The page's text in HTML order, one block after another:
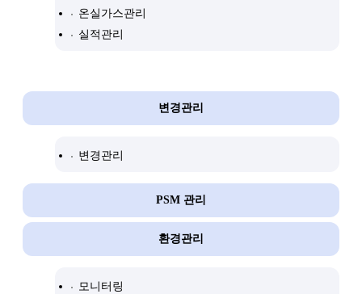
온실가스관리
실적관리
변경관리
변경관리
PSM 관리
환경관리
모니터링